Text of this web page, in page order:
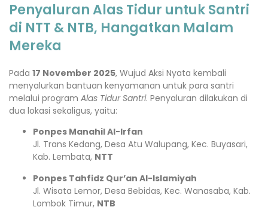
Penyaluran Alas Tidur untuk Santri
di NTT & NTB, Hangatkan Malam
Mereka
Pada 17 November 2025, Wujud Aksi Nyata kembali
menyalurkan bantuan kenyamanan untuk para santri
melalui program Alas Tidur Santri. Penyaluran dilakukan di
dua lokasi sekaligus, yaitu:
Ponpes Manahil Al-Irfan
Jl. Trans Kedang, Desa Atu Walupang, Kec. Buyasari,
Kab. Lembata, NTT
Ponpes Tahfidz Qur’an Al-Islamiyah
Jl. Wisata Lemor, Desa Bebidas, Kec. Wanasaba, Kab.
Lombok Timur, NTB